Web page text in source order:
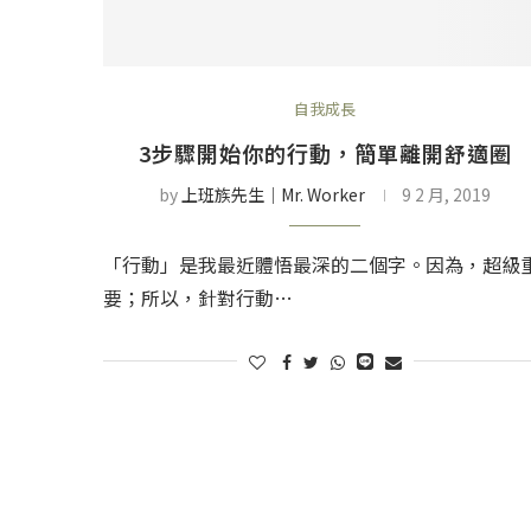
自我成長
3步驟開始你的行動，簡單離開舒適圈
by上班族先生│Mr. Worker 9 2 月, 2019
「行動」是我最近體悟最深的二個字。因為，超級
要；所以，針對行動…